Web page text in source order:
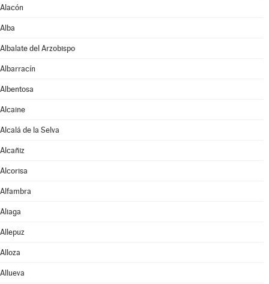
Alacón
Alba
Albalate del Arzobispo
Albarracín
Albentosa
Alcaine
Alcalá de la Selva
Alcañiz
Alcorisa
Alfambra
Aliaga
Allepuz
Alloza
Allueva